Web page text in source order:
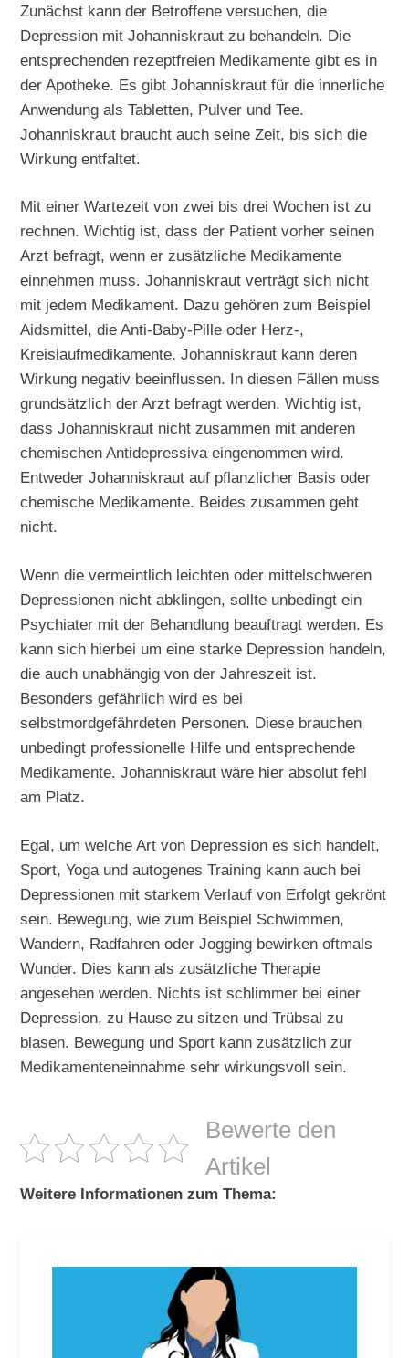
Zunächst kann der Betroffene versuchen, die
Depression mit Johanniskraut zu behandeln. Die
entsprechenden rezeptfreien Medikamente gibt es in
der Apotheke. Es gibt Johanniskraut für die innerliche
Anwendung als Tabletten, Pulver und Tee.
Johanniskraut braucht auch seine Zeit, bis sich die
Wirkung entfaltet.
Mit einer Wartezeit von zwei bis drei Wochen ist zu
rechnen. Wichtig ist, dass der Patient vorher seinen
Arzt befragt, wenn er zusätzliche Medikamente
einnehmen muss. Johanniskraut verträgt sich nicht
mit jedem Medikament. Dazu gehören zum Beispiel
Aidsmittel, die Anti-Baby-Pille oder Herz-,
Kreislaufmedikamente. Johanniskraut kann deren
Wirkung negativ beeinflussen. In diesen Fällen muss
grundsätzlich der Arzt befragt werden. Wichtig ist,
dass Johanniskraut nicht zusammen mit anderen
chemischen Antidepressiva eingenommen wird.
Entweder Johanniskraut auf pflanzlicher Basis oder
chemische Medikamente. Beides zusammen geht
nicht.
Wenn die vermeintlich leichten oder mittelschweren
Depressionen nicht abklingen, sollte unbedingt ein
Psychiater mit der Behandlung beauftragt werden. Es
kann sich hierbei um eine starke Depression handeln,
die auch unabhängig von der Jahreszeit ist.
Besonders gefährlich wird es bei
selbstmordgefährdeten Personen. Diese brauchen
unbedingt professionelle Hilfe und entsprechende
Medikamente. Johanniskraut wäre hier absolut fehl
am Platz.
Egal, um welche Art von Depression es sich handelt,
Sport, Yoga und autogenes Training kann auch bei
Depressionen mit starkem Verlauf von Erfolgt gekrönt
sein. Bewegung, wie zum Beispiel Schwimmen,
Wandern, Radfahren oder Jogging bewirken oftmals
Wunder. Dies kann als zusätzliche Therapie
angesehen werden. Nichts ist schlimmer bei einer
Depression, zu Hause zu sitzen und Trübsal zu
blasen. Bewegung und Sport kann zusätzlich zur
Medikamenteneinnahme sehr wirkungsvoll sein.
Bewerte den
Artikel
Weitere Informationen zum Thema: